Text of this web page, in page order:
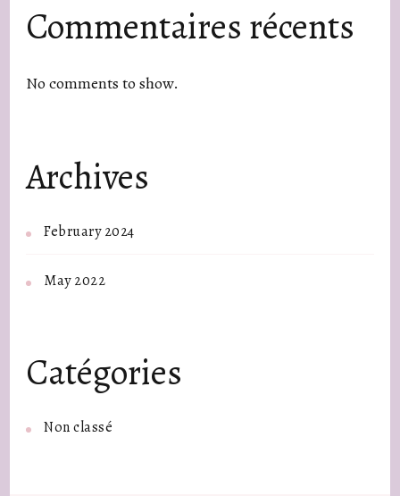
Commentaires récents
No comments to show.
Archives
February 2024
May 2022
Catégories
Non classé